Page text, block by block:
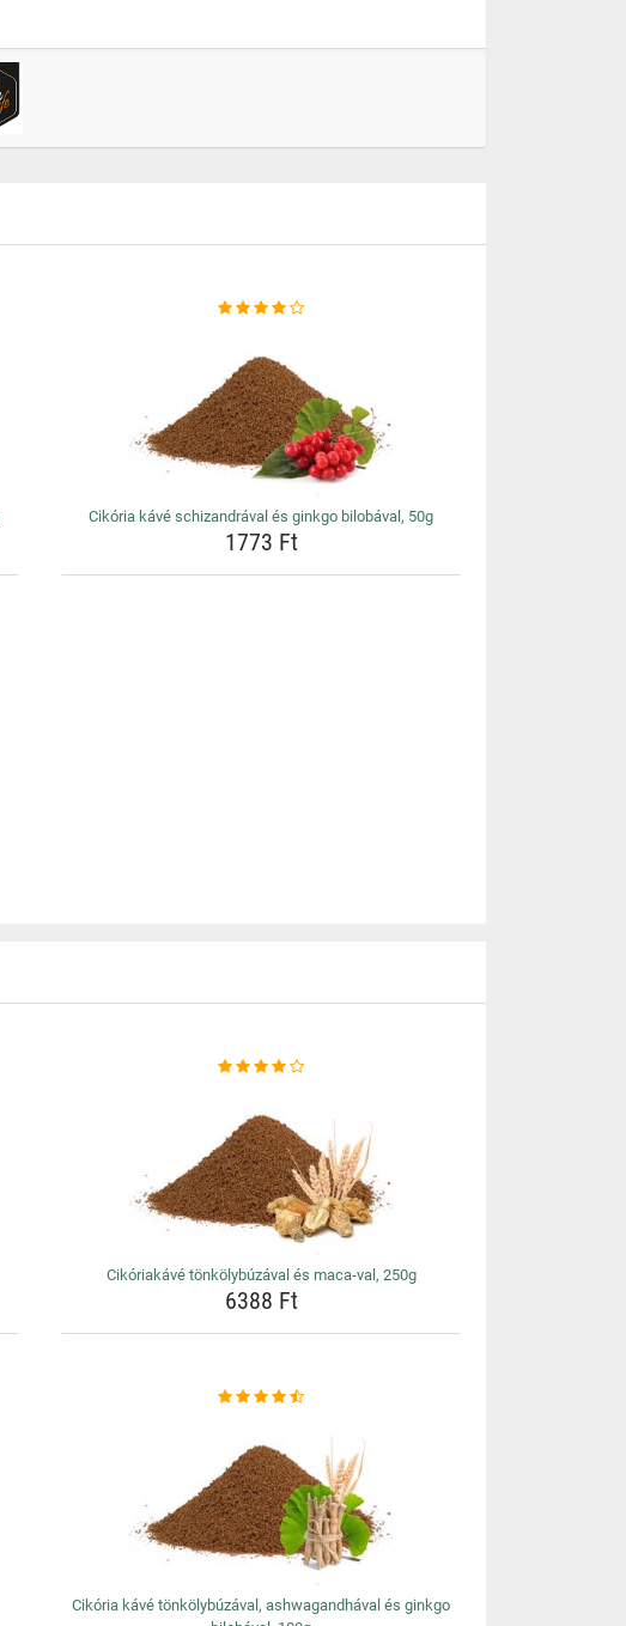
Cikória kávé schizandrával és ginkgo bilobával, 50g
1773 Ft
Cikóriakávé tönkölybúzával és maca-val, 250g
6388 Ft
Cikória kávé tönkölybúzával, ashwagandhával és ginkgo